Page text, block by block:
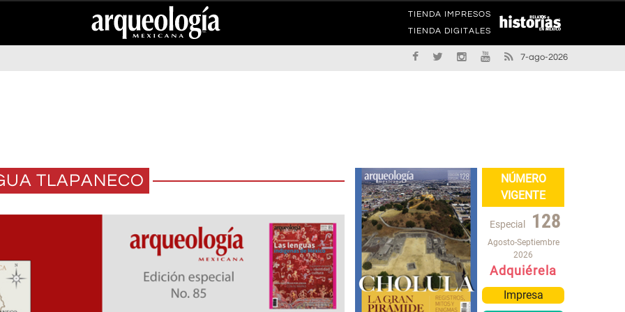
TIENDA IMPRESOS
TIENDA DIGITALES
7-ago-2026
TLAPANECO
NÚMERO
VIGENTE
Especial 128
Agosto-Septiembre
2026
Adquiérela
Impresa